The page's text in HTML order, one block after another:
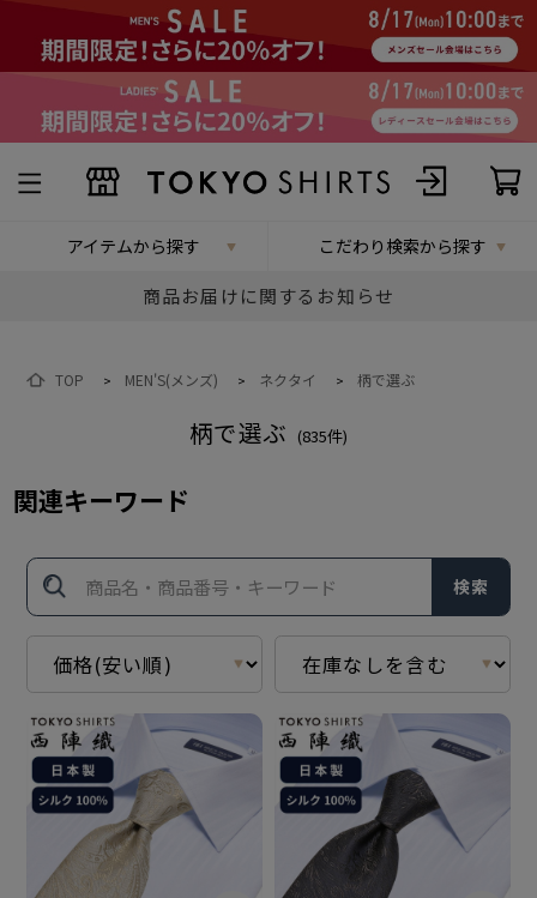
アイテムから探す こだわり検索から探す
商品お届けに関するお知らせ
TOP > MEN'S(メンズ) > ネクタイ > 柄で選ぶ
柄で選ぶ (835件)
関連キーワード
検索